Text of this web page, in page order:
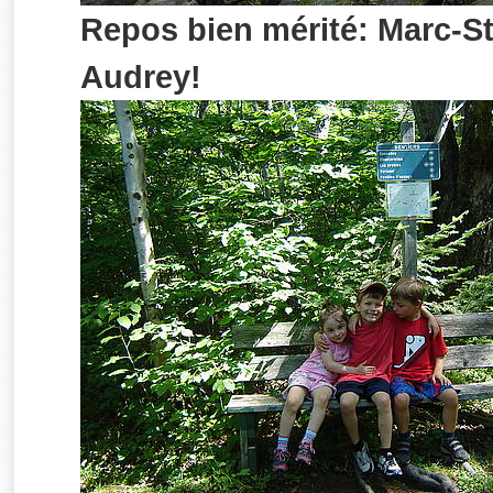
Repos bien mérité: Marc-
Audrey!